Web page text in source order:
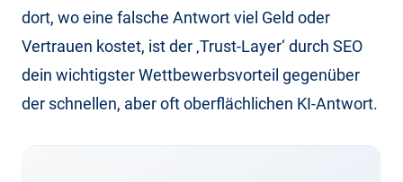
dort, wo eine falsche Antwort viel Geld oder
Vertrauen kostet, ist der ‚Trust-Layer‘ durch SEO
dein wichtigster Wettbewerbsvorteil gegenüber
der schnellen, aber oft oberflächlichen KI-Antwort.